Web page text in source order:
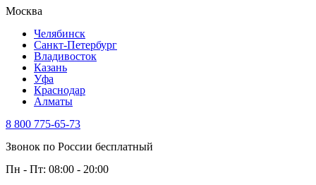
Москва
Челябинск
Санкт-Петербург
Владивосток
Казань
Уфа
Краснодар
Алматы
8 800 775-65-73
Звонок по России бесплатный
Пн - Пт: 08:00 - 20:00